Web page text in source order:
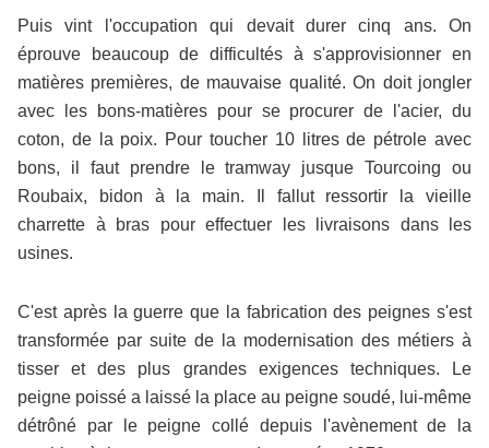
Puis vint l'occupation qui devait durer cinq ans. On
éprouve beaucoup de difficultés à s'approvisionner en
matières premières, de mauvaise qualité. On doit jongler
avec les bons-matières pour se procurer de l'acier, du
coton, de la poix. Pour toucher 10 litres de pétrole avec
bons, il faut prendre le tramway jusque Tourcoing ou
Roubaix, bidon à la main. Il fallut ressortir la vieille
charrette à bras pour effectuer les livraisons dans les
usines.
C'est après la guerre que la fabrication des peignes s'est
transformée par suite de la modernisation des métiers à
tisser et des plus grandes exigences techniques. Le
peigne poissé a laissé la place au peigne soudé, lui-même
détrôné par le peigne collé depuis l'avènement de la